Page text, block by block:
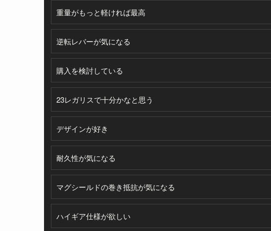
重量がもっと軽ければ最高
逆転レバーが気になる
購入を検討している
23レガリスで十分かなと思う
デザインが好き
耐久性が気になる
マグシールドの巻き抵抗が気になる
ハイギア仕様が欲しい